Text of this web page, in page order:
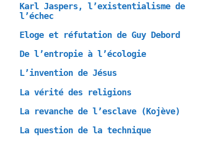
Karl Jaspers, l’existentialisme de
l’échec
Eloge et réfutation de Guy Debord
De l’entropie à l’écologie
L’invention de Jésus
La vérité des religions
La revanche de l’esclave (Kojève)
La question de la technique